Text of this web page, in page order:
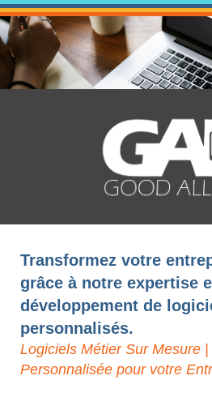
Transformez votre
grâce à notre expertise
développement de
personnalisés.
Logiciels Métier Sur Mesure
Personnalisée pour votre